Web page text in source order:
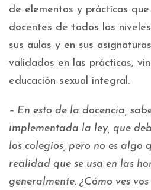
de elementos y prácticas
docentes de todos los
sus aulas y en sus
validados en las prácticas,
educación sexual integral.
– En esto de la docencia,
implementada la ley, que
los colegios, pero no es algo
realidad que se usa en las
generalmente. ¿Cómo ves